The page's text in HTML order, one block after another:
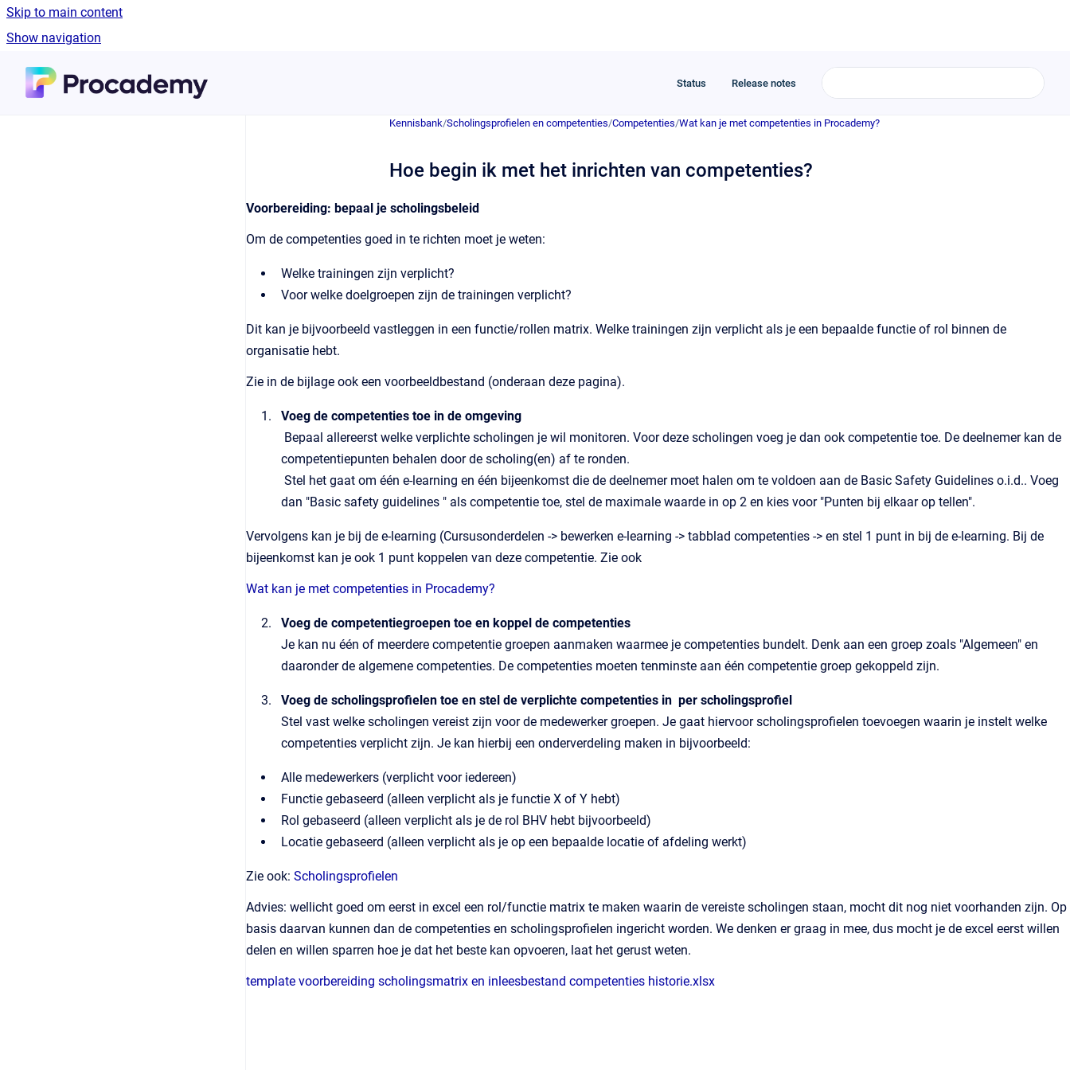
Skip to main content
Show navigation
Status Release notes
Kennisbank/Scholingsprofielen en competenties/Competenties/Wat kan je met competenties in Procademy?
Hoe begin ik met het inrichten van competenties?
Voorbereiding: bepaal je scholingsbeleid
Om de competenties goed in te richten moet je weten:
Welke trainingen zijn verplicht?
Voor welke doelgroepen zijn de trainingen verplicht?
Dit kan je bijvoorbeeld vastleggen in een functie/rollen matrix. Welke trainingen zijn verplicht als je een bepaalde functie of rol binnen de
organisatie hebt.
Zie in de bijlage ook een voorbeeldbestand (onderaan deze pagina).
Voeg de competenties toe in de omgeving
Bepaal allereerst welke verplichte scholingen je wil monitoren. Voor deze scholingen voeg je dan ook competentie toe. De deelnemer kan de
competentiepunten behalen door de scholing(en) af te ronden.
Stel het gaat om één e-learning en één bijeenkomst die de deelnemer moet halen om te voldoen aan de Basic Safety Guidelines o.i.d.. Voeg
dan "Basic safety guidelines " als competentie toe, stel de maximale waarde in op 2 en kies voor "Punten bij elkaar op tellen".
Vervolgens kan je bij de e-learning (Cursusonderdelen -> bewerken e-learning -> tabblad competenties -> en stel 1 punt in bij de e-learning. Bij de
bijeenkomst kan je ook 1 punt koppelen van deze competentie. Zie ook
Wat kan je met competenties in Procademy?
Voeg de competentiegroepen toe en koppel de competenties
Je kan nu één of meerdere competentie groepen aanmaken waarmee je competenties bundelt. Denk aan een groep zoals "Algemeen" en
daaronder de algemene competenties. De competenties moeten tenminste aan één competentie groep gekoppeld zijn.
Voeg de scholingsprofielen toe en stel de verplichte competenties in per scholingsprofiel
Stel vast welke scholingen vereist zijn voor de medewerker groepen. Je gaat hiervoor scholingsprofielen toevoegen waarin je instelt welke
competenties verplicht zijn. Je kan hierbij een onderverdeling maken in bijvoorbeeld:
Alle medewerkers (verplicht voor iedereen)
Functie gebaseerd (alleen verplicht als je functie X of Y hebt)
Rol gebaseerd (alleen verplicht als je de rol BHV hebt bijvoorbeeld)
Locatie gebaseerd (alleen verplicht als je op een bepaalde locatie of afdeling werkt)
Zie ook: Scholingsprofielen
Advies: wellicht goed om eerst in excel een rol/functie matrix te maken waarin de vereiste scholingen staan, mocht dit nog niet voorhanden zijn. Op
basis daarvan kunnen dan de competenties en scholingsprofielen ingericht worden. We denken er graag in mee, dus mocht je de excel eerst willen
delen en willen sparren hoe je dat het beste kan opvoeren, laat het gerust weten.
template voorbereiding scholingsmatrix en inleesbestand competenties historie.xlsx